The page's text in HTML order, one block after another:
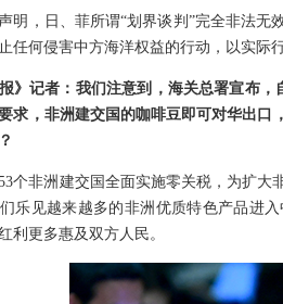
明，日、菲所谓“划界谈判”完全非法
任何侵害中方海洋权益的行动，以实际
报》记者：我们注意到，海关总署宣布
求，非洲建交国的咖啡豆即可对华出
个非洲建交国全面实施零关税，为扩
乐见越来越多的非洲优质特色产品进
利更多惠及双方人民。